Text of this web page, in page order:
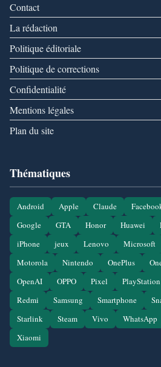
Contact
La rédaction
Politique éditoriale
Politique de corrections
Confidentialité
Mentions légales
Plan du site
Thématiques
Android Apple Claude
Google
GTA Honor Huawei
iPhone
jeux Lenovo Microsoft
Motorola
Nintendo OnePlus
OpenAI
OPPO Pixel PlayStation
Redmi
Samsung Smartphone
Starlink
Steam Vivo WhatsApp
Xiaomi